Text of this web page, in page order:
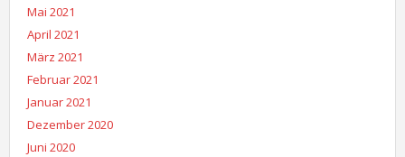
Mai 2021
April 2021
März 2021
Februar 2021
Januar 2021
Dezember 2020
Juni 2020